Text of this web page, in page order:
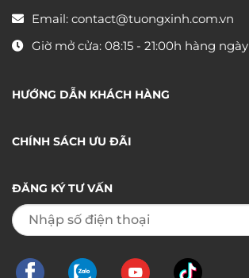
Email: contact@tuongxinh.com.vn
Giờ mở cửa: 08:15 - 21:00h hàng ngày
HƯỚNG DẪN KHÁCH HÀNG
CHÍNH SÁCH ƯU ĐÃI
ĐĂNG KÝ TƯ VẤN